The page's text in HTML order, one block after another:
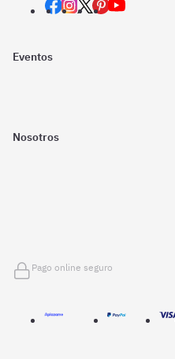
Eventos
Nosotros
Pago online seguro